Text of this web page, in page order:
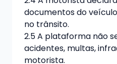
documentos do
no trânsito.
2.5 A plataforma não
acidentes, multas,
motorista.